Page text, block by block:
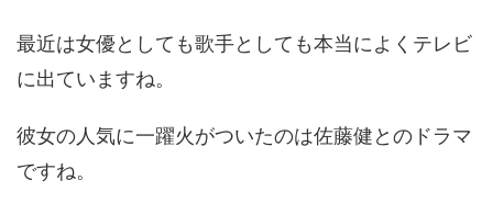
最近は女優としても歌手としても本当によくテレビ
に出ていますね。
彼女の人気に一躍火がついたのは佐藤健とのドラマ
ですね。